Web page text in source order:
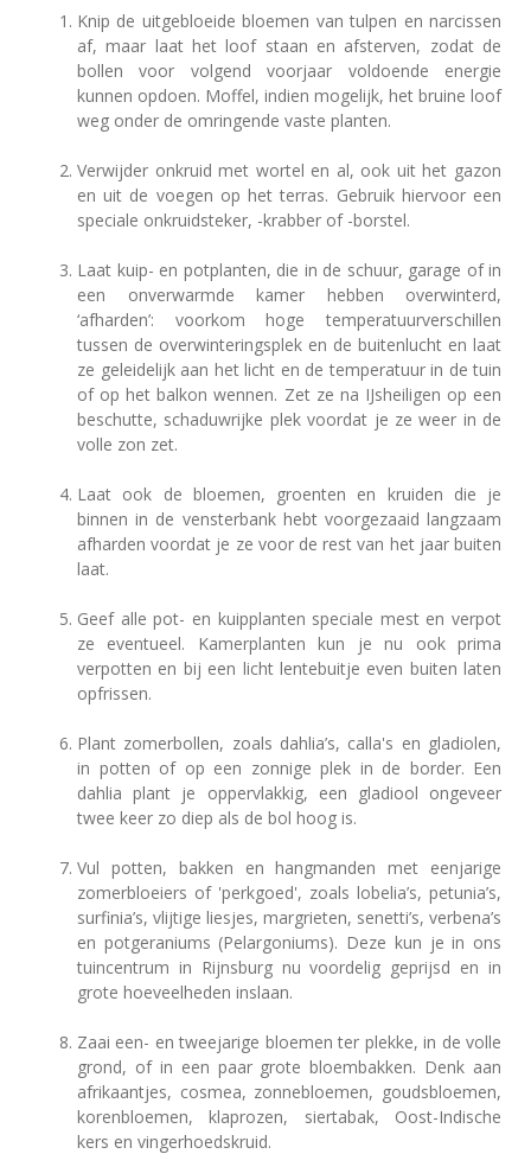
Knip de uitgebloeide bloemen van tulpen en narcissen
af, maar laat het loof staan en afsterven, zodat de
bollen voor volgend voorjaar voldoende energie
kunnen opdoen. Moffel, indien mogelijk, het bruine loof
weg onder de omringende vaste planten.
Verwijder onkruid met wortel en al, ook uit het gazon
en uit de voegen op het terras. Gebruik hiervoor een
speciale onkruidsteker, -krabber of -borstel.
Laat kuip- en potplanten, die in de schuur, garage of in
een onverwarmde kamer hebben overwinterd,
‘afharden’: voorkom hoge temperatuurverschillen
tussen de overwinteringsplek en de buitenlucht en laat
ze geleidelijk aan het licht en de temperatuur in de tuin
of op het balkon wennen. Zet ze na IJsheiligen op een
beschutte, schaduwrijke plek voordat je ze weer in de
volle zon zet.
Laat ook de bloemen, groenten en kruiden die je
binnen in de vensterbank hebt voorgezaaid langzaam
afharden voordat je ze voor de rest van het jaar buiten
laat.
Geef alle pot- en kuipplanten speciale mest en verpot
ze eventueel. Kamerplanten kun je nu ook prima
verpotten en bij een licht lentebuitje even buiten laten
opfrissen.
Plant zomerbollen, zoals dahlia’s, calla's en gladiolen,
in potten of op een zonnige plek in de border. Een
dahlia plant je oppervlakkig, een gladiool ongeveer
twee keer zo diep als de bol hoog is.
Vul potten, bakken en hangmanden met eenjarige
zomerbloeiers of 'perkgoed', zoals lobelia’s, petunia’s,
surfinia’s, vlijtige liesjes, margrieten, senetti’s, verbena’s
en potgeraniums (Pelargoniums). Deze kun je in ons
tuincentrum in Rijnsburg nu voordelig geprijsd en in
grote hoeveelheden inslaan.
Zaai een- en tweejarige bloemen ter plekke, in de volle
grond, of in een paar grote bloembakken. Denk aan
afrikaantjes, cosmea, zonnebloemen, goudsbloemen,
korenbloemen, klaprozen, siertabak, Oost-Indische
kers en vingerhoedskruid.